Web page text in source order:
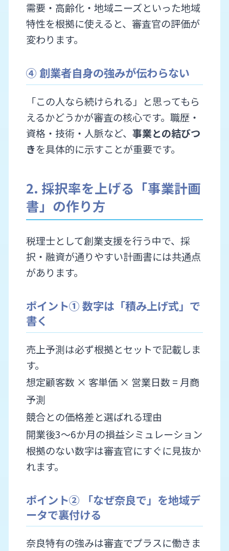
需要・高齢化・地域ニーズといった地域
特性を根拠に使えると、審査官の評価が
変わります。
④ 創業者自身の強みが伝わらない
「この人なら続けられる」と思ってもら
えるかどうかが審査の核心です。職歴・
資格・技術・人脈など、 事業との結びつ
きを具体的に示すことが重要です。
2. 採択率を上げる「事業計画
書」の作り方
税理士として創業支援を行う中で、採
択・融資が通りやすい計画書には共通点
があります。
ポイント① 数字は「積み上げ式」で
書く
売上予測は必ず根拠とセットで記載しま
す。
想定顧客数 × 客単価 × 営業日数 = 月商
予測
競合との価格差と選ばれる理由
開業後3〜6か月の損益シミュレーション
根拠のない数字は審査官にすぐに見抜か
れます。
ポイント② 「なぜ奈良で」を地域デ
ータで裏付ける
奈良特有の強みは審査でプラスに働きま